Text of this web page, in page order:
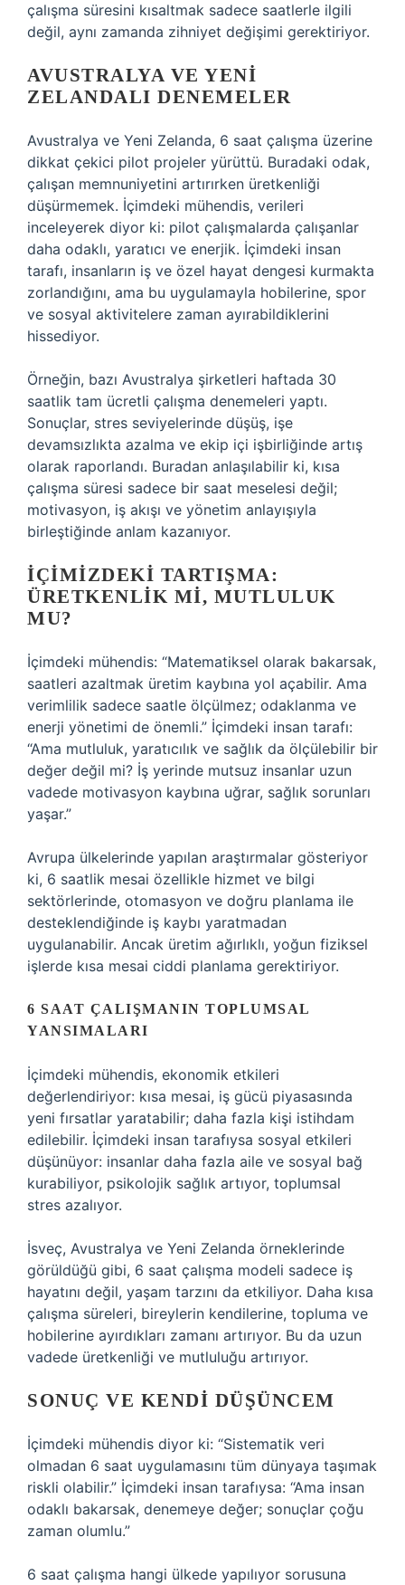
çalışma süresini kısaltmak sadece saatlerle ilgili
değil, aynı zamanda zihniyet değişimi gerektiriyor.
AVUSTRALYA VE YENI
ZELANDALI DENEMELER
Avustralya ve Yeni Zelanda, 6 saat çalışma üzerine
dikkat çekici pilot projeler yürüttü. Buradaki odak,
çalışan memnuniyetini artırırken üretkenliği
düşürmemek. İçimdeki mühendis, verileri
inceleyerek diyor ki: pilot çalışmalarda çalışanlar
daha odaklı, yaratıcı ve enerjik. İçimdeki insan
tarafı, insanların iş ve özel hayat dengesi kurmakta
zorlandığını, ama bu uygulamayla hobilerine, spor
ve sosyal aktivitelere zaman ayırabildiklerini
hissediyor.
Örneğin, bazı Avustralya şirketleri haftada 30
saatlik tam ücretli çalışma denemeleri yaptı.
Sonuçlar, stres seviyelerinde düşüş, işe
devamsızlıkta azalma ve ekip içi işbirliğinde artış
olarak raporlandı. Buradan anlaşılabilir ki, kısa
çalışma süresi sadece bir saat meselesi değil;
motivasyon, iş akışı ve yönetim anlayışıyla
birleştiğinde anlam kazanıyor.
İÇIMIZDEKI TARTIŞMA:
ÜRETKENLIK MI, MUTLULUK
MU?
İçimdeki mühendis: “Matematiksel olarak bakarsak,
saatleri azaltmak üretim kaybına yol açabilir. Ama
verimlilik sadece saatle ölçülmez; odaklanma ve
enerji yönetimi de önemli.” İçimdeki insan tarafı:
“Ama mutluluk, yaratıcılık ve sağlık da ölçülebilir bir
değer değil mi? İş yerinde mutsuz insanlar uzun
vadede motivasyon kaybına uğrar, sağlık sorunları
yaşar.”
Avrupa ülkelerinde yapılan araştırmalar gösteriyor
ki, 6 saatlik mesai özellikle hizmet ve bilgi
sektörlerinde, otomasyon ve doğru planlama ile
desteklendiğinde iş kaybı yaratmadan
uygulanabilir. Ancak üretim ağırlıklı, yoğun fiziksel
işlerde kısa mesai ciddi planlama gerektiriyor.
6 SAAT ÇALIŞMANIN TOPLUMSAL
YANSIMALARI
İçimdeki mühendis, ekonomik etkileri
değerlendiriyor: kısa mesai, iş gücü piyasasında
yeni fırsatlar yaratabilir; daha fazla kişi istihdam
edilebilir. İçimdeki insan tarafıysa sosyal etkileri
düşünüyor: insanlar daha fazla aile ve sosyal bağ
kurabiliyor, psikolojik sağlık artıyor, toplumsal
stres azalıyor.
İsveç, Avustralya ve Yeni Zelanda örneklerinde
görüldüğü gibi, 6 saat çalışma modeli sadece iş
hayatını değil, yaşam tarzını da etkiliyor. Daha kısa
çalışma süreleri, bireylerin kendilerine, topluma ve
hobilerine ayırdıkları zamanı artırıyor. Bu da uzun
vadede üretkenliği ve mutluluğu artırıyor.
SONUÇ VE KENDI DÜŞÜNCEM
İçimdeki mühendis diyor ki: “Sistematik veri
olmadan 6 saat uygulamasını tüm dünyaya taşımak
riskli olabilir.” İçimdeki insan tarafıysa: “Ama insan
odaklı bakarsak, denemeye değer; sonuçlar çoğu
zaman olumlu.”
6 saat çalışma hangi ülkede yapılıyor sorusuna